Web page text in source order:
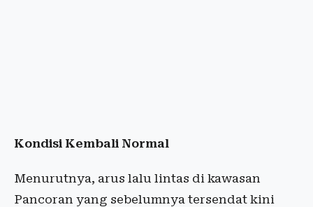
Kondisi Kembali Normal
Menurutnya, arus lalu lintas di kawasan
Pancoran yang sebelumnya tersendat kini